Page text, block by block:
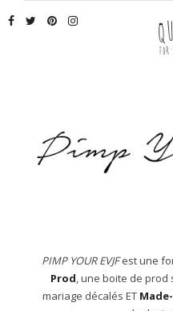
PIMP YOUR EVJFest une
Prod, une boite de prod
mariage décalés ET